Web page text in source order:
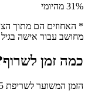
31% מהיומי
* האחוזים הם מתוך
מחושב עבור אישה בגיל 30).
כמה זמן
הזמן המשוער לשריפת